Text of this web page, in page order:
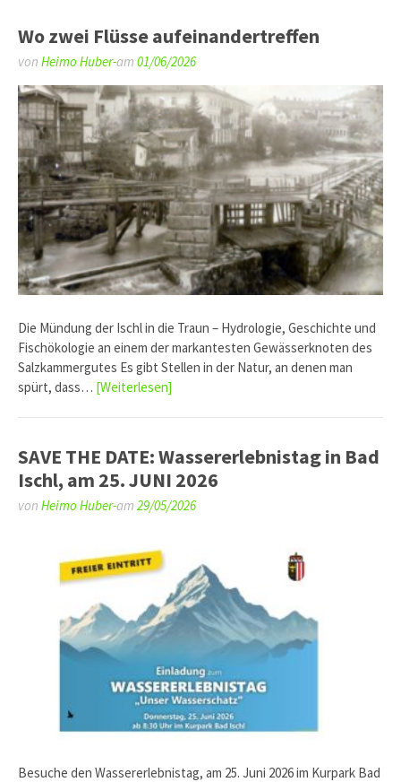
Wo zwei Flüsse aufeinandertreffen
von Heimo Huber-am 01/06/2026
Die Mündung der Ischl in die Traun – Hydrologie, Geschichte und
Fischökologie an einem der markantesten Gewässerknoten des
Salzkammergutes Es gibt Stellen in der Natur, an denen man
spürt, dass… [Weiterlesen]
SAVE THE DATE: Wassererlebnistag in Bad
Ischl, am 25. JUNI 2026
von Heimo Huber-am 29/05/2026
Besuche den Wassererlebnistag, am 25. Juni 2026 im Kurpark Bad